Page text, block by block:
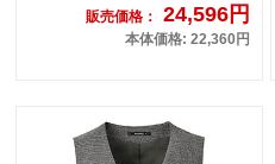
販売価格： 24,596円
本体価格: 22,360円